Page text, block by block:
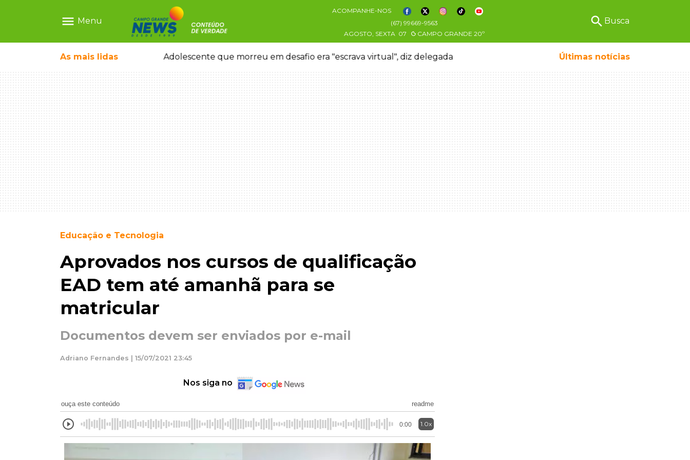
menu Menu
ACOMPANHE-NOS
(67) 99669-9563
AGOSTO, SEXTA 07 CAMPO GRANDE 20º
search Busca
As mais lidas
ganhar dia oficial em MS Adolescente que morreu em desafio era "escrava virtual", diz delegada Últimas notícias
Educação e Tecnologia
Aprovados nos cursos de qualificação
EAD tem até amanhã para se
matricular
Documentos devem ser enviados por e-mail
Adriano Fernandes | 15/07/2021 23:45
Nos siga no
ouça este conteúdo readme
0:00 1.0x